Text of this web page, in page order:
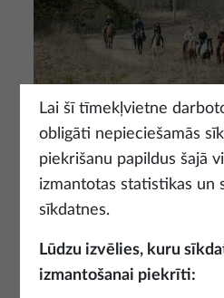
Zirgu izjādes
Skatīt vairāk
Lai šī tīmekļvietne
obligāti nepieciešamās
piekrišanu papildus šajā
izmantotas statistikas un
sīkdatnes.
Lūdzu izvēlies, kuru
izmantošanai piekrīti: